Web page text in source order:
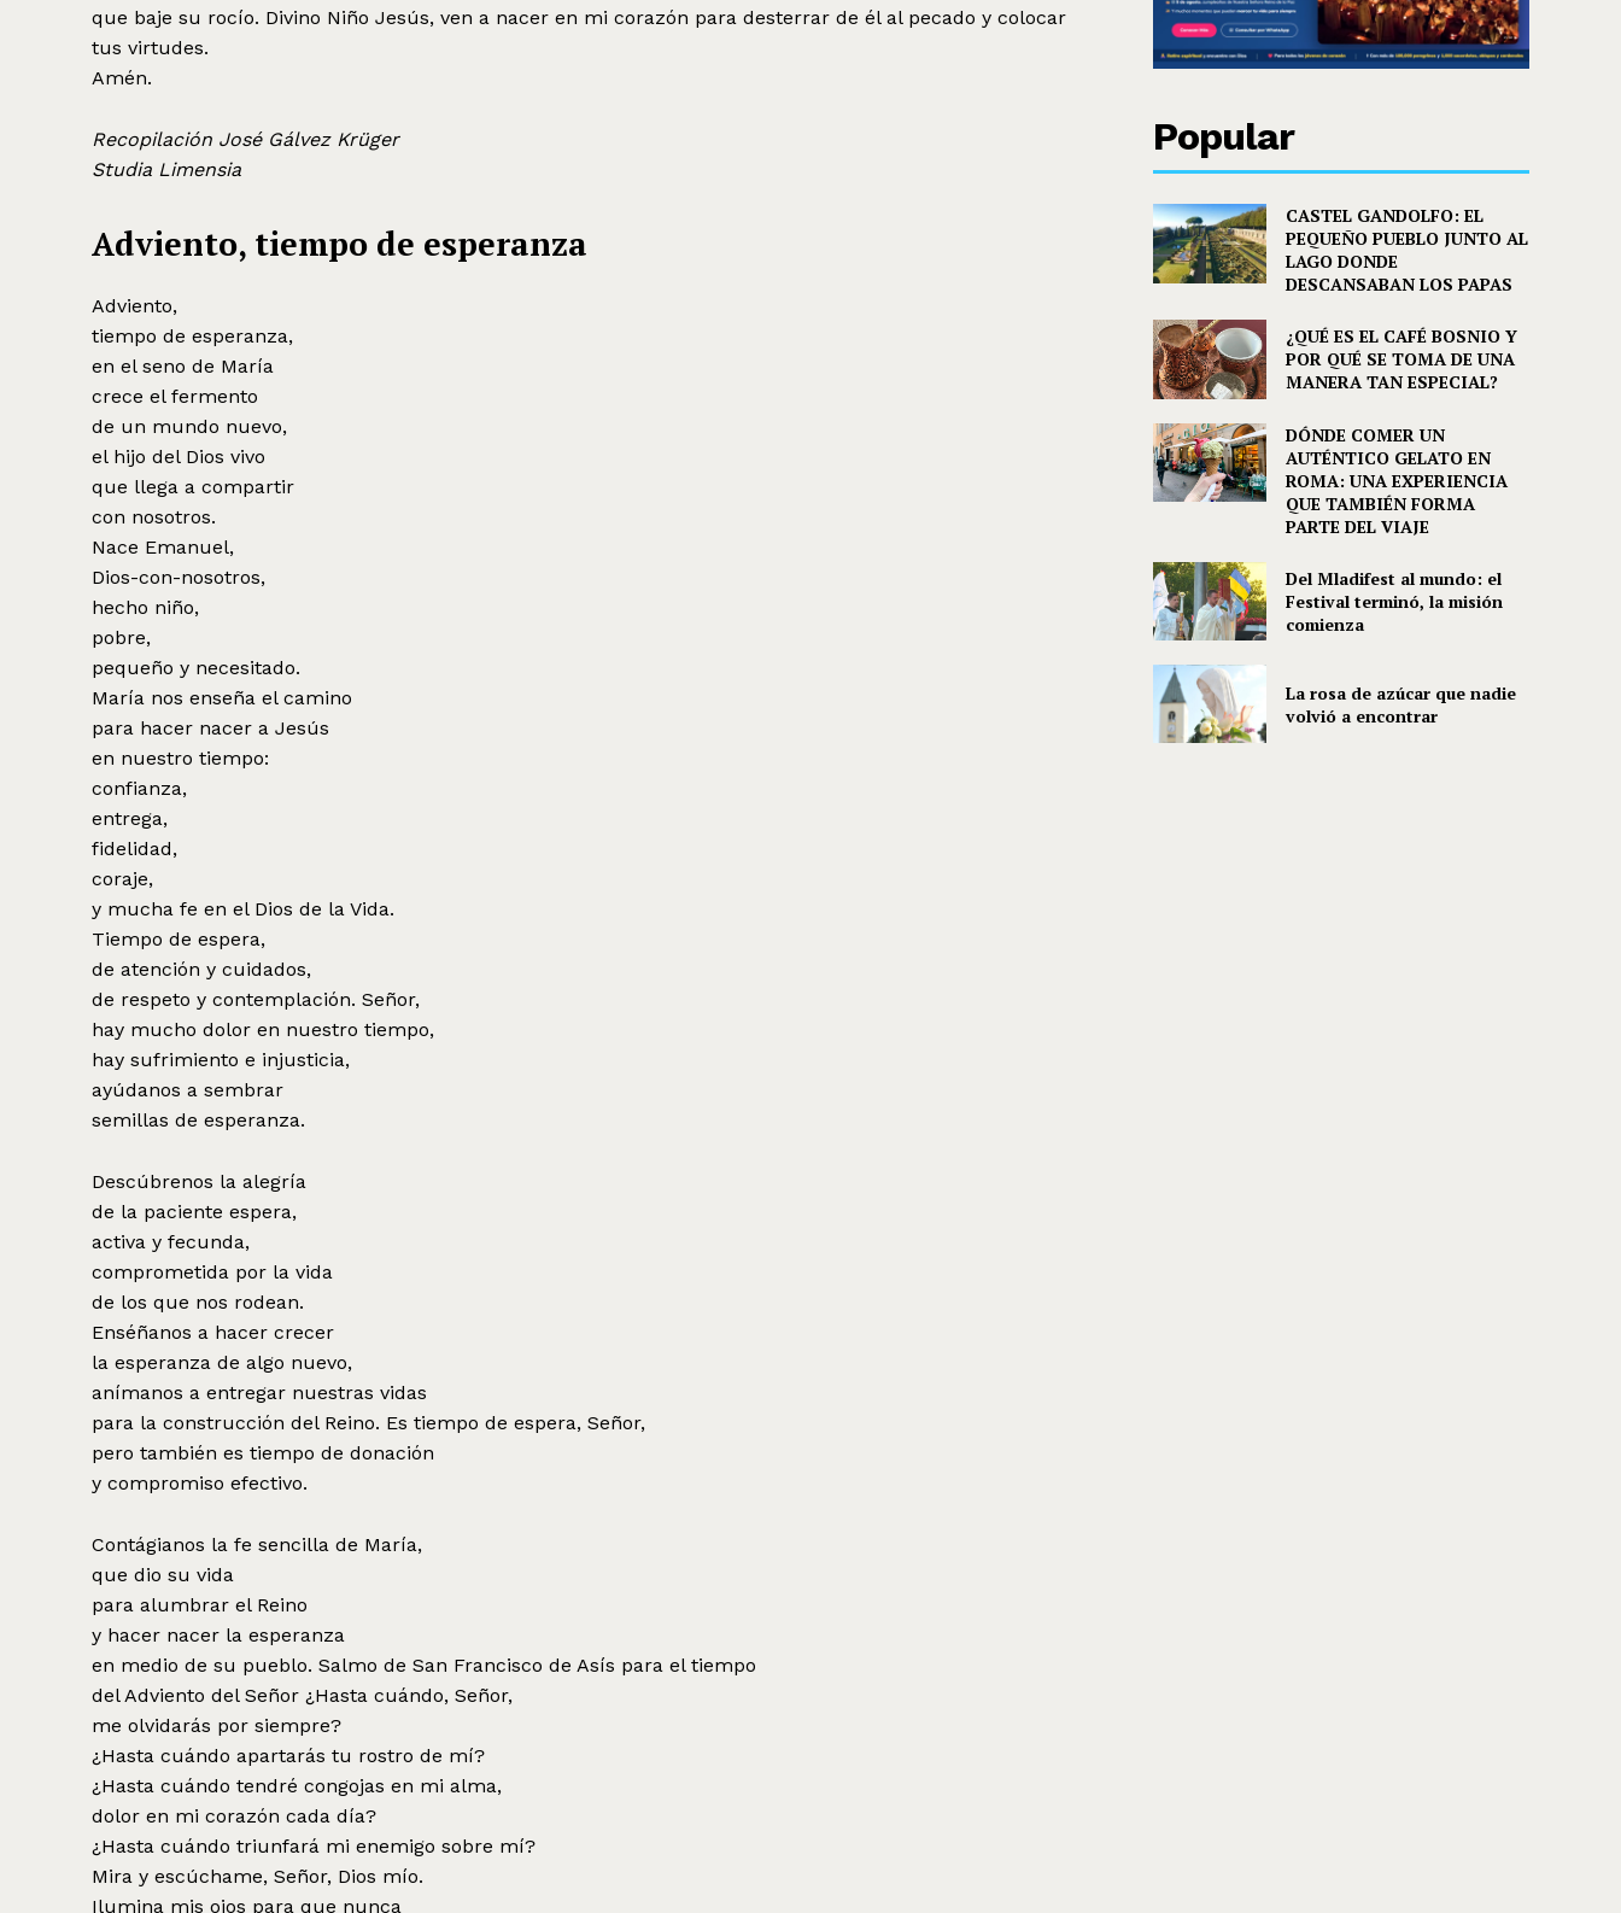
que baje su rocío. Divino Niño Jesús, ven a nacer en mi corazón para desterrar de él al pecado y colocar
tus virtudes.
Amén.
Recopilación José Gálvez Krüger
Studia Limensia
Adviento, tiempo de esperanza
Adviento,
tiempo de esperanza,
en el seno de María
crece el fermento
de un mundo nuevo,
el hijo del Dios vivo
que llega a compartir
con nosotros.
Nace Emanuel,
Dios-con-nosotros,
hecho niño,
pobre,
pequeño y necesitado.
María nos enseña el camino
para hacer nacer a Jesús
en nuestro tiempo:
confianza,
entrega,
fidelidad,
coraje,
y mucha fe en el Dios de la Vida.
Tiempo de espera,
de atención y cuidados,
de respeto y contemplación. Señor,
hay mucho dolor en nuestro tiempo,
hay sufrimiento e injusticia,
ayúdanos a sembrar
semillas de esperanza.
Descúbrenos la alegría
de la paciente espera,
activa y fecunda,
comprometida por la vida
de los que nos rodean.
Enséñanos a hacer crecer
la esperanza de algo nuevo,
anímanos a entregar nuestras vidas
para la construcción del Reino. Es tiempo de espera, Señor,
pero también es tiempo de donación
y compromiso efectivo.
Contágianos la fe sencilla de María,
que dio su vida
para alumbrar el Reino
y hacer nacer la esperanza
en medio de su pueblo. Salmo de San Francisco de Asís para el tiempo
del Adviento del Señor ¿Hasta cuándo, Señor,
me olvidarás por siempre?
¿Hasta cuándo apartarás tu rostro de mí?
¿Hasta cuándo tendré congojas en mi alma,
dolor en mi corazón cada día?
¿Hasta cuándo triunfará mi enemigo sobre mí?
Mira y escúchame, Señor, Dios mío.
Ilumina mis ojos para que nunca
Popular
CASTEL GANDOLFO: EL
PEQUEÑO PUEBLO JUNTO AL
LAGO DONDE
DESCANSABAN LOS PAPAS
¿QUÉ ES EL CAFÉ BOSNIO Y
POR QUÉ SE TOMA DE UNA
MANERA TAN ESPECIAL?
DÓNDE COMER UN
AUTÉNTICO GELATO EN
ROMA: UNA EXPERIENCIA
QUE TAMBIÉN FORMA
PARTE DEL VIAJE
Del Mladifest al mundo: el
Festival terminó, la misión
comienza
La rosa de azúcar que nadie
volvió a encontrar